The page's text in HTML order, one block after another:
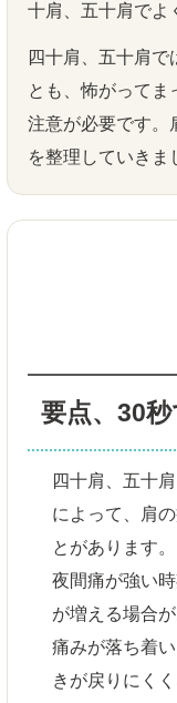
十肩、五十肩でよ
四十肩、五十肩で
とも、怖がってま
注意が必要です。
を整理していきま
要点、30
四十肩、五十
によって、肩
とがあります。
夜間痛が強い
が増える場合が
痛みが落ち着
きが戻りにく